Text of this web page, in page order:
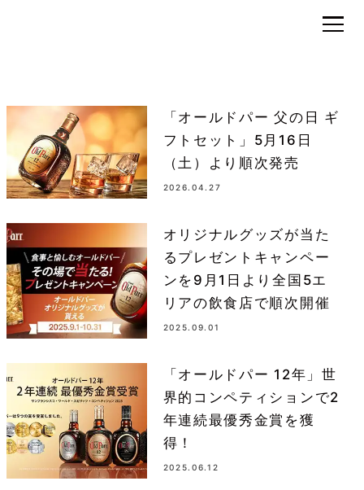
「オールドパー 父の日 ギ
フトセット」5月16日
（土）より順次発売
2026.04.27
オリジナルグッズが当た
るプレゼントキャンペー
ンを9月1日より全国5エ
リアの飲食店で順次開催
2025.09.01
「オールドパー 12年」世
界的コンペティションで2
年連続最優秀金賞を獲
得！
2025.06.12